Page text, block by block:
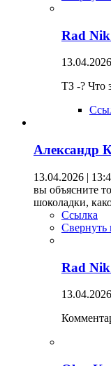
Rad Nik
ТЗ -? Что
Александр
13.04.2026 |
вы объясните
шоколадки,
Ссылка
Свернуть
Rad Nik